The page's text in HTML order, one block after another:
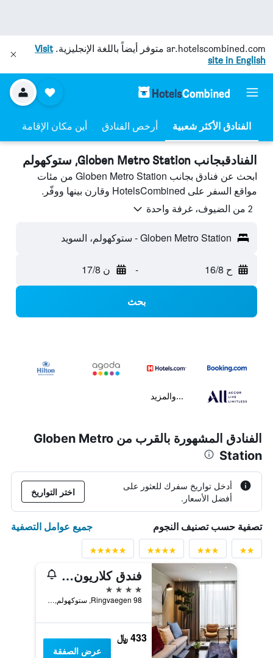
ar.hotelscombined.com متوفر أيضاً باللغة الإنجليزية.Visit
site in English
أرخص الفنادق أين مكان الإقامة
الفنادقبجانب Globen Metro Station, ستوكهولم
ابحث عن فنادق بجانب Globen Metro Station من مئات
مواقع السفر على HotelsCombined وقارن بينها ووفّر.
2 من الضيوف، غرفة واحدة
Globen Metro Station - ستوكهولم، السويد
ح 16/8 - ن 17/8
بحث
...والمزيد
الفنادق المشهورة بالقرب من Globen Metro
Station
أدخل تواريخ سفرك للعثور على
أفضل الأسعار.
اختر التواريخ
تصفية حسب تصنيف النجوم جميع عوامل التصفية
فندق كلاريون ستوكهولم
4 نجوم
Ringvaegen 98, ستوكهولم, مقاطعة ستوكهولم, السويد
433 ﷼
عرض الصفقة